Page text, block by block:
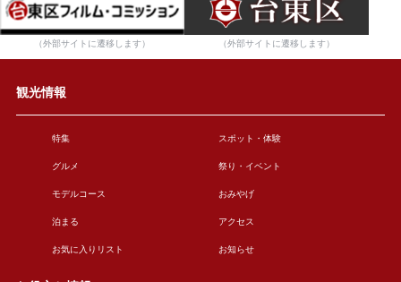
（外部サイトに遷移します） （外部サイトに遷移します）
観光情報
特集 スポット・体験
グルメ 祭り・イベント
モデルコース おみやげ
泊まる アクセス
お気に入りリスト お知らせ